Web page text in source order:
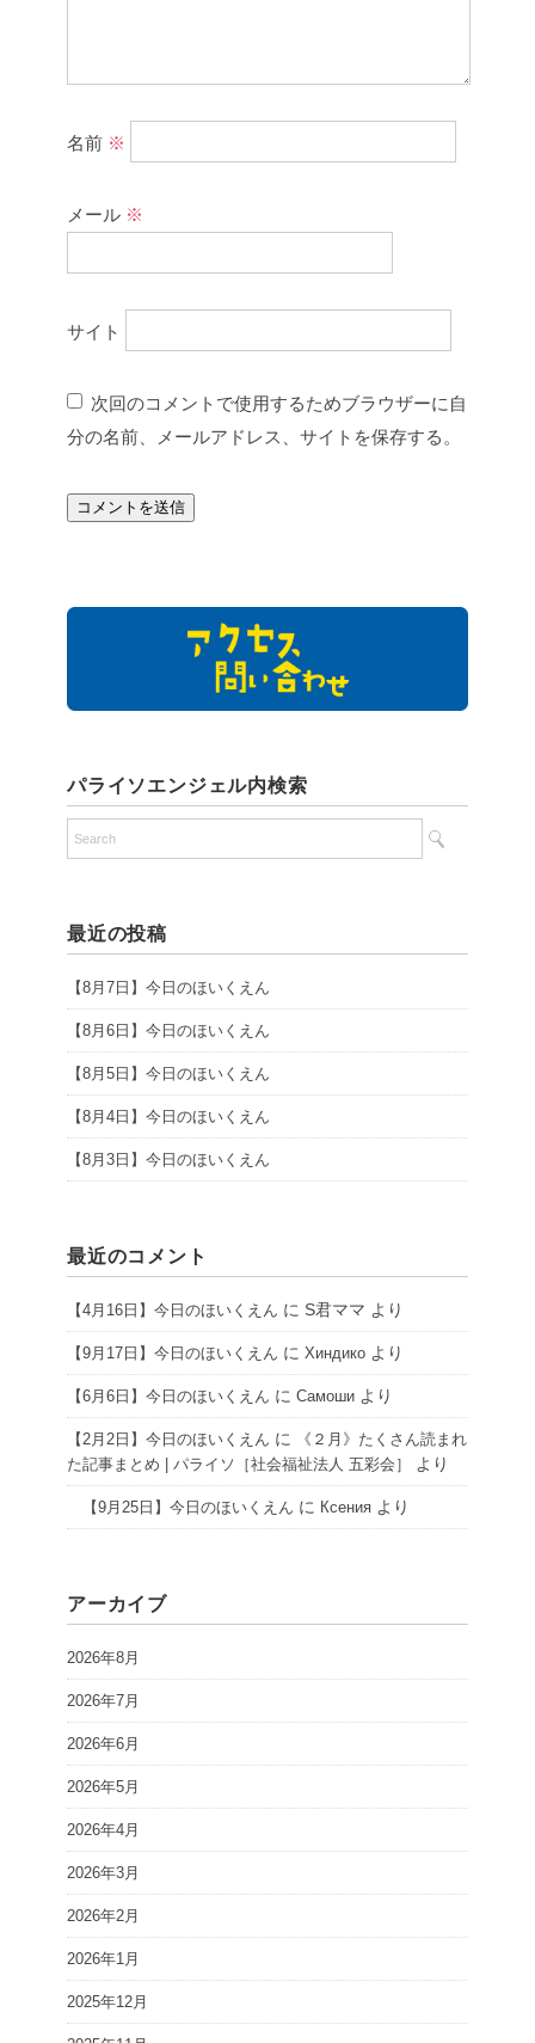
名前 ※
メール ※
サイト
次回のコメントで使用するためブラウザーに自
分の名前、メールアドレス、サイトを保存する。
パライソエンジェル内検索
最近の投稿
【8月7日】今日のほいくえん
【8月6日】今日のほいくえん
【8月5日】今日のほいくえん
【8月4日】今日のほいくえん
【8月3日】今日のほいくえん
最近のコメント
【4月16日】今日のほいくえん に S君ママ より
【9月17日】今日のほいくえん に Хиндико より
【6月6日】今日のほいくえん に Самоши より
【2月2日】今日のほいくえん に
《２月》たくさん読まれ
た記事まとめ | パライソ［社会福祉法人 五彩会］
より
【9月25日】今日のほいくえん に Ксения より
アーカイブ
2026年8月
2026年7月
2026年6月
2026年5月
2026年4月
2026年3月
2026年2月
2026年1月
2025年12月